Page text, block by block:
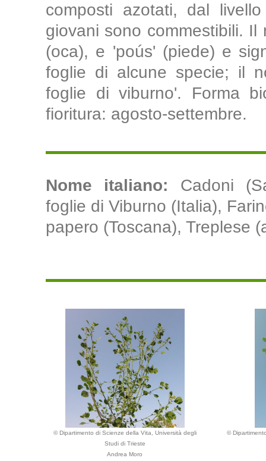
composti azotati, dal
giovani sono commestibili.
(oca), e 'poús' (piede) e
foglie di alcune specie; il
foglie di viburno'. Forma
fioritura: agosto-settembre.
Nome italiano: Cadoni
foglie di Viburno (Italia),
papero (Toscana), Treplese
© Dipartimento di Scienze della Vita, Università degli
Studi di Trieste
Andrea Moro
©